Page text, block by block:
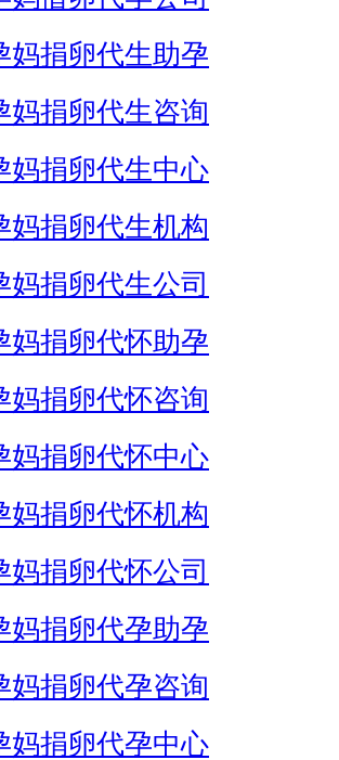
妈捐卵代生助孕
妈捐卵代生咨询
妈捐卵代生中心
妈捐卵代生机构
妈捐卵代生公司
妈捐卵代怀助孕
妈捐卵代怀咨询
妈捐卵代怀中心
妈捐卵代怀机构
妈捐卵代怀公司
妈捐卵代孕助孕
妈捐卵代孕咨询
妈捐卵代孕中心